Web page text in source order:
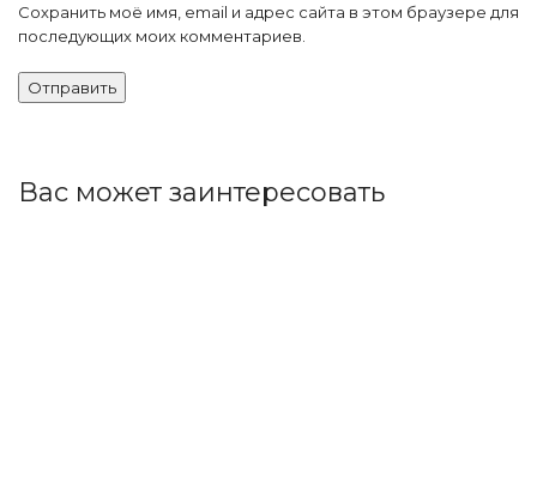
Сохранить моё имя, email и адрес сайта в этом браузере для
последующих моих комментариев.
Вас может заинтересовать